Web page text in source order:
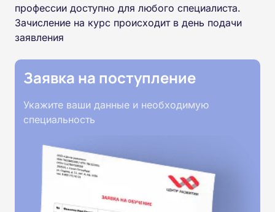
профессии доступно для любого специалиста.
Зачисление на курс происходит в день подачи
заявления
Заявка на поступление
Укажите ваши данные и необходимую
специальность